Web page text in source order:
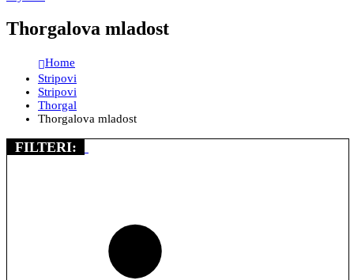
Thorgalova mladost
Home
Stripovi
Stripovi
Thorgal
Thorgalova mladost
FILTERI: